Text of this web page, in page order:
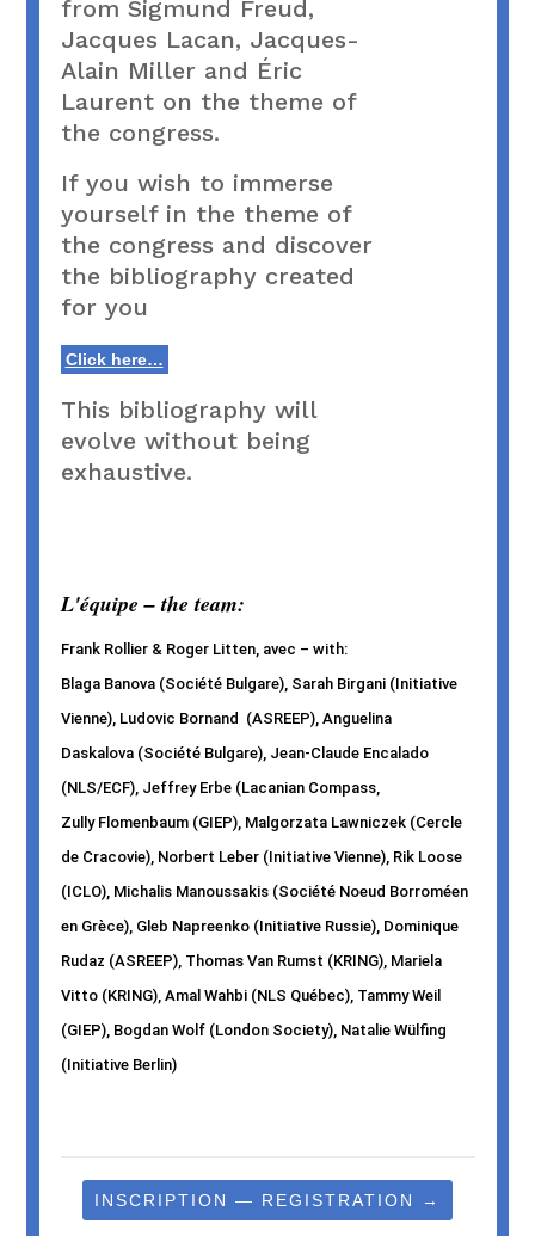
from Sigmund Freud,
Jacques Lacan, Jacques-
Alain Miller and Éric
Laurent on the theme of
the congress.
If you wish to immerse
yourself in the theme of
the congress and discover
the bibliography created
for you
Click here…
This bibliography will
evolve without being
exhaustive.
L'équipe – the team:
Frank Rollier & Roger Litten, avec – with:
Blaga Banova (Société Bulgare), Sarah Birgani (Initiative
Vienne), Ludovic Bornand (ASREEP), Anguelina
Daskalova (Société Bulgare), Jean-Claude Encalado
(NLS/ECF), Jeffrey Erbe (Lacanian Compass,
Zully Flomenbaum (GIEP), Malgorzata Lawniczek (Cercle
de Cracovie), Norbert Leber (Initiative Vienne), Rik Loose
(ICLO), Michalis Manoussakis (Société Noeud Borroméen
en Grèce), Gleb Napreenko (Initiative Russie), Dominique
Rudaz (ASREEP), Thomas Van Rumst (KRING), Mariela
Vitto (KRING), Amal Wahbi (NLS Québec), Tammy Weil
(GIEP), Bogdan Wolf (London Society), Natalie Wülfing
(Initiative Berlin)
INSCRIPTION — REGISTRATION →